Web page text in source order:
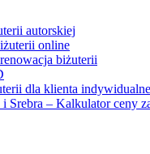
autorskiej
online
biżuterii
dla klienta
i Srebra – Kalkulator ceny